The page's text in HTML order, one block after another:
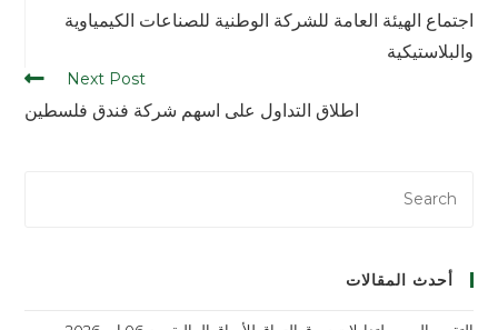
اجتماع الهيئة العامة للشركة الوطنية للصناعات الكيمياوية
والبلاستيكية
Next Post
اطلاق التداول على اسهم شركة فندق فلسطين
أحدث المقالات